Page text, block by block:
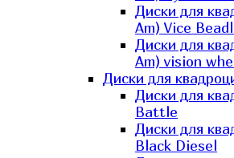
Диски для
Am) Vice
Диски для
Am) vision
Диски для
Диски для
Battle
Диски для
Black Diesel